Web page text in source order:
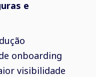
e
onboarding
visibilidade